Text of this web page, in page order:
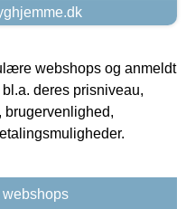
webshops og anmeldt
deres prisniveau,
brugervenlighed,
webshops